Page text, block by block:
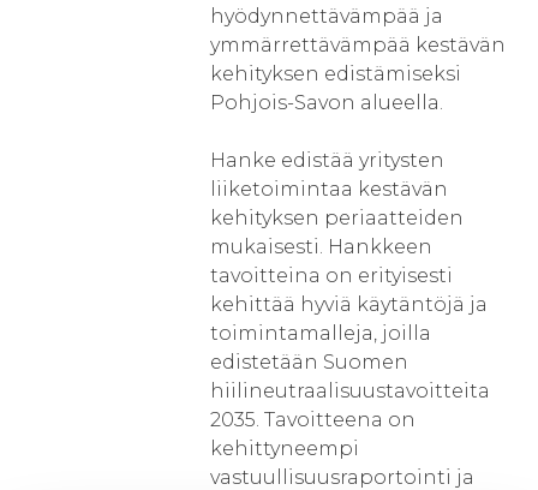
hyödynnettävämpää ja
ymmärrettävämpää kestävän
kehityksen edistämiseksi
Pohjois-Savon alueella.
Hanke edistää yritysten
liiketoimintaa kestävän
kehityksen periaatteiden
mukaisesti. Hankkeen
tavoitteina on erityisesti
kehittää hyviä käytäntöjä ja
toimintamalleja, joilla
edistetään Suomen
hiilineutraalisuustavoitteita
2035. Tavoitteena on
kehittyneempi
vastuullisuusraportointi ja